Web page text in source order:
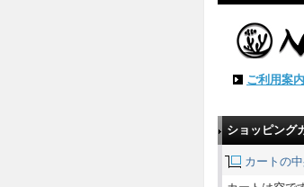
ご利用案内
ショッピング
カートの